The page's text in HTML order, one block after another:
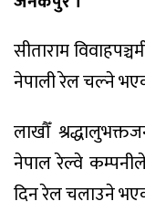
सीताराम
नेपाली रेल चल्ने
लाखौँ
नेपाल रेल्वे
दिन रेल चलाउने